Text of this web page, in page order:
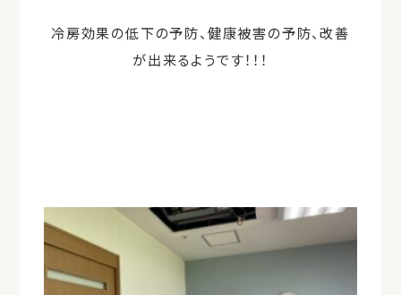
冷房効果の低下の予防、健康被害の予防、改善
が出来るようです！！！